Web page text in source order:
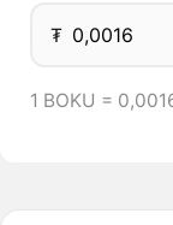
₮
1 BOKU =